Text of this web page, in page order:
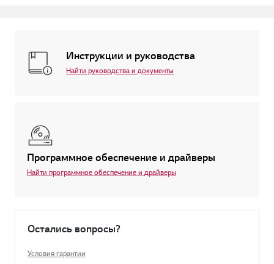
Инструкции и руководства
Найти руководства и документы
Программное обеспечение и драйверы
Найти программное обеспечение и драйверы
Остались вопросы?
Условия гарантии